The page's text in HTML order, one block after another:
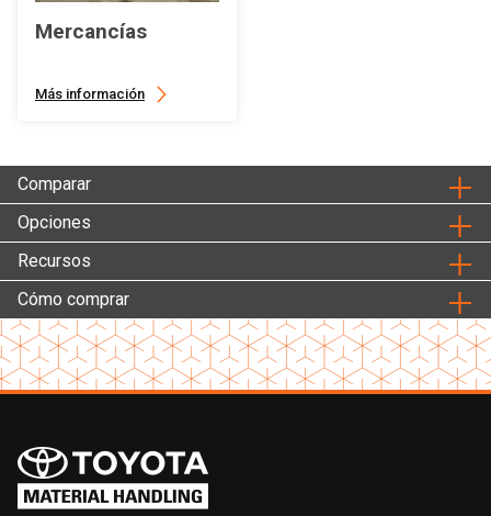
Mercancías
Más información
Comparar
Opciones
Recursos
Cómo comprar